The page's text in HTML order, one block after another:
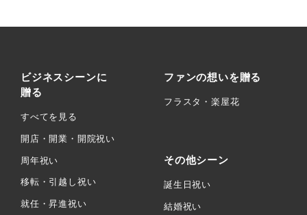
ビジネスシーンに
贈る
すべてを見る
開店・開業・開院祝い
周年祝い
移転・引越し祝い
就任・昇進祝い
ファンの想いを贈る
フラスタ・楽屋花
その他シーン
誕生日祝い
結婚祝い